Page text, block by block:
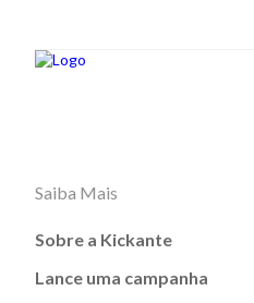
Saiba Mais
Sobre a Kickante
Lance uma campanha